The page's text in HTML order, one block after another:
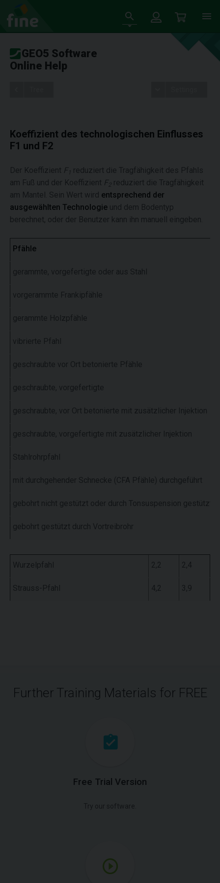
GEO5 Software
Online Help
Koeffizient des technologischen Einflusses
F1 und F2
Der Koeffizient F 1 reduziert die Tragfähigkeit des Pfahls
am Fuß und der Koeffizient F2
reduziert die Tragfähigkeit
am Mantel. Sein Wert wird entsprechend der
ausgewählten Technologie und dem Bodentyp
berechnet, oder der Benutzer kann ihn manuell eingeben.
Pfähle
gerammte, vorgefertigte oder aus Stahl
vorgerammte Frankipfähle
gerammte Holzpfähle
vibrierte Pfahl
geschraubte vor Ort betonierte Pfähle
geschraubte, vorgefertigte
geschraubte, vor Ort betonierte mit zusätzlicher Injektion
geschraubte, vorgefertigte mit zusätzlicher Injektion
Stahlrohrpfahl
mit durchgehender Schnecke (CFA Pfähle) durchgeführt
gebohrt nicht gestützt oder durch Tonsuspension gestützt
gebohrt gestützt durch Vortreibrohr
Wurzelpfahl 2,2 2,4
Strauss-Pfahl 4,2 3,9
Further Training Materials for FREE
Free Trial Version
Try our software.